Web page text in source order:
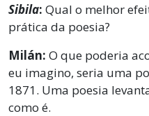
Sibila: Qual o melhor
prática da poesia?
Milán: O que poderia
eu imagino, seria uma
1871. Uma poesia
como é.